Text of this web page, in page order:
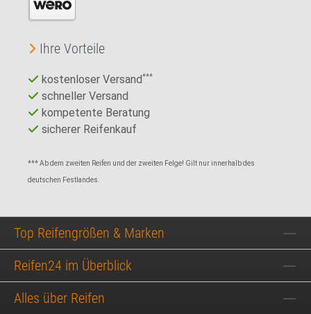
Ihre Vorteile
kostenloser Versand***
schneller Versand
kompetente Beratung
sicherer Reifenkauf
*** Ab dem zweiten Reifen und der zweiten Felge! Gilt nur innerhalb des
deutschen Festlandes.
Top Reifengrößen & Marken
Reifen24 im Überblick
Alles über Reifen